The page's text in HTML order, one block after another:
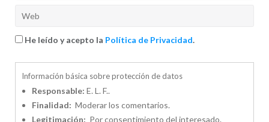
He leído y acepto la Política de Privacidad.
Información básica sobre protección de datos
Responsable: E. L. F..
Finalidad: Moderar los comentarios.
Legitimación: Por consentimiento del interesado.